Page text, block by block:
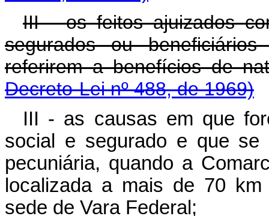
III - os feitos ajuizados
segurados ou
referirem a benefícios
Decreto-Lei nº 488, de 1969)
III - as causas em que
social e segurado e que se
pecuniária, quando a
localizada a mais de 70
sede de Vara